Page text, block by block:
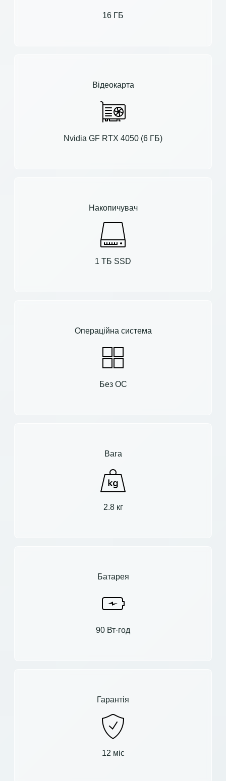
16 ГБ
Відеокарта
Nvidia GF RTX 4050 (6 ГБ)
Накопичувач
1 ТБ SSD
Операційна система
Без ОС
Вага
2.8 кг
Батарея
90 Вт·год
Гарантія
12 міс